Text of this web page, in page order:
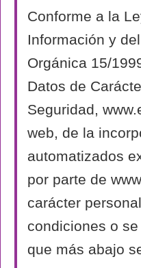
Conforme a la
Información y
Orgánica 15/
Datos de
Seguridad,
web, de la
automatizados
por parte de
carácter
condiciones o
que más abajo